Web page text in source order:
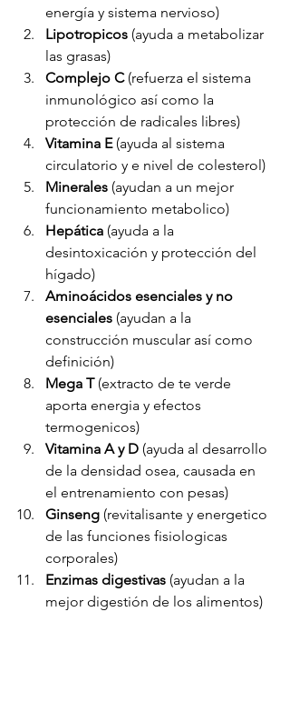
energía y sistema nervioso)
Lipotropicos (ayuda a metabolizar
las grasas)
Complejo C (refuerza el sistema
inmunológico así como la
protección de radicales libres)
Vitamina E (ayuda al sistema
circulatorio y e nivel de colesterol)
Minerales (ayudan a un mejor
funcionamiento metabolico)
Hepática (ayuda a la
desintoxicación y protección del
hígado)
Aminoácidos esenciales y no
esenciales (ayudan a la
construcción muscular así como
definición)
Mega T (extracto de te verde
aporta energia y efectos
termogenicos)
Vitamina A y D (ayuda al desarrollo
de la densidad osea, causada en
el entrenamiento con pesas)
Ginseng (revitalisante y energetico
de las funciones fisiologicas
corporales)
Enzimas digestivas (ayudan a la
mejor digestión de los alimentos)